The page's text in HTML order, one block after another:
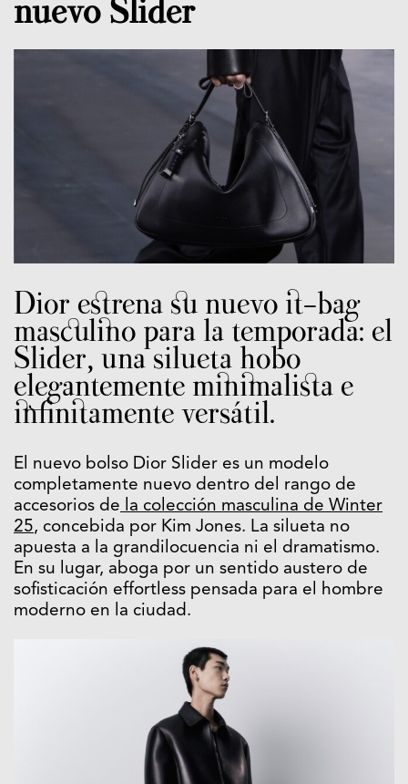
nuevo Slider
Dior estrena su nuevo it-bag
masculino para la temporada: el
Slider, una silueta hobo
elegantemente minimalista e
infinitamente versátil.
El nuevo bolso Dior Slider es un modelo
completamente nuevo dentro del rango de
accesorios de la colección masculina de Winter
25, concebida por Kim Jones. La silueta no
apuesta a la grandilocuencia ni el dramatismo.
En su lugar, aboga por un sentido austero de
sofisticación effortless pensada para el hombre
moderno en la ciudad.